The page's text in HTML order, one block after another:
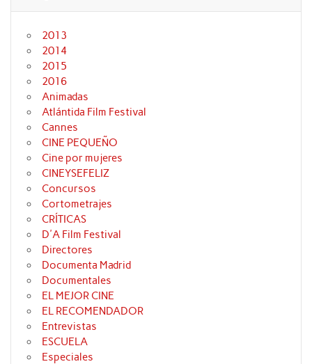
2013
2014
2015
2016
Animadas
Atlántida Film Festival
Cannes
CINE PEQUEÑO
Cine por mujeres
CINEYSEFELIZ
Concursos
Cortometrajes
CRÍTICAS
D'A Film Festival
Directores
Documenta Madrid
Documentales
EL MEJOR CINE
EL RECOMENDADOR
Entrevistas
ESCUELA
Especiales